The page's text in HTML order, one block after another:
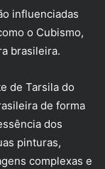
influenciadas
o Cubismo,
brasileira.
de Tarsila do
de forma
dos
pinturas,
complexas e